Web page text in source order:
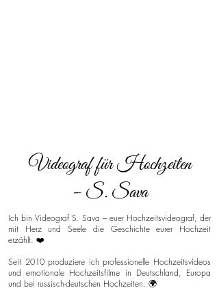
Videograf für Hochzeiten
– S. Sava
Ich bin Videograf S. Sava – euer Hochzeitsvideograf, der
mit Herz und Seele die Geschichte eurer Hochzeit
erzählt. ❤️
Seit 2010 produziere ich professionelle Hochzeitsvideos
und emotionale Hochzeitsfilme in Deutschland, Europa
und bei russisch-deutschen Hochzeiten. 🌍